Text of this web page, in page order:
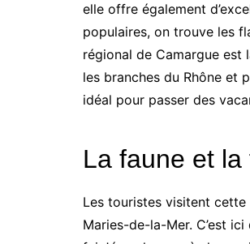
elle offre également
populaires, on trouve les
régional de Camargue
les branches du Rhône et
idéal pour passer des
La faune et
Les touristes visitent
Maries-de-la-Mer. C’est